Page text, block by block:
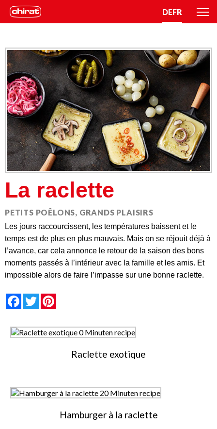
DEFR
La raclette
PETITS POÊLONS, GRANDS PLAISIRS
Les jours raccourcissent, les températures baissent et le
temps est de plus en plus mauvais. Mais on se réjouit déjà à
l’avance, car cela annonce le retour de la saison des bons
moments passés à l’intérieur avec la famille et les amis. Et
impossible alors de faire l’impasse sur une bonne raclette.
nullFacebook
null null
Twitter
null null
null
Raclette exotique
Hamburger à la raclette